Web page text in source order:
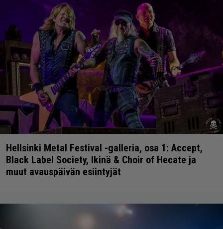
Hellsinki Metal Festival -galleria, osa 1: Accept,
Black Label Society, Ikinä & Choir of Hecate ja
muut avauspäivän esiintyjät